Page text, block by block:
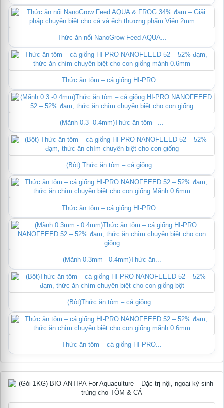
Thức ăn nổi NanoGrow Feed AQUA...
Thức ăn tôm – cá giống HI-PRO...
(Mãnh 0.3 -0.4mm)Thức ăn tôm –...
(Bột) Thức ăn tôm – cá giống...
Thức ăn tôm – cá giống HI-PRO...
(Mãnh 0.3mm - 0.4mm)Thức ăn...
(Bột)Thức ăn tôm – cá giống...
Thức ăn tôm – cá giống HI-PRO...